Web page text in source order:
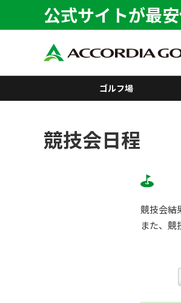
公式サイトが最
ゴルフ場
競技会日程
競技会結
また、競